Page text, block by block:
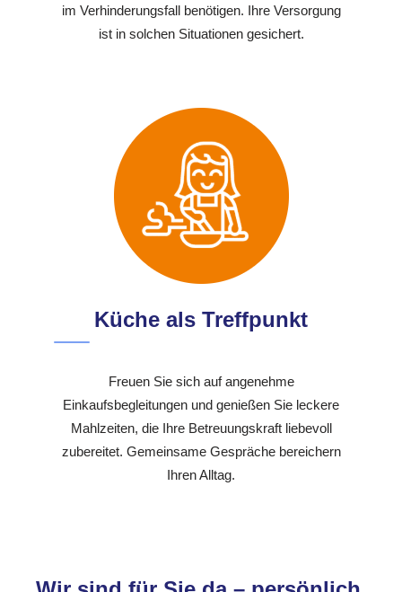
im Verhinderungsfall benötigen. Ihre Versorgung
ist in solchen Situationen gesichert.
Küche als Treffpunkt
Freuen Sie sich auf angenehme
Einkaufsbegleitungen und genießen Sie leckere
Mahlzeiten, die Ihre Betreuungskraft liebevoll
zubereitet. Gemeinsame Gespräche bereichern
Ihren Alltag.